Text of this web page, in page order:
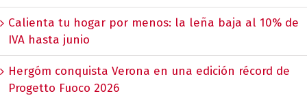
Calienta tu hogar por menos: la leña baja al 10% de
IVA hasta junio
Hergóm conquista Verona en una edición récord de
Progetto Fuoco 2026